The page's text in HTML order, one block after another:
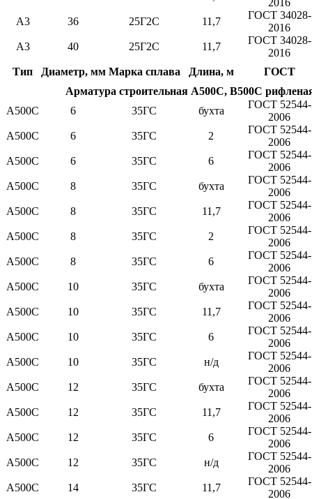
2016
А3
36 25Г2С 11,7
ГОСТ 34028-
2016
А3
40 25Г2С 11,7
ГОСТ 34028-
2016
Тип
Диаметр, мм Марка сплава Длина, м
ГОСТ
Арматура строительная А500С, В500С
А500С
6 35ГС бухта
ГОСТ 52544-
2006
А500С
6 35ГС 2
ГОСТ 52544-
2006
А500С
6 35ГС 6
ГОСТ 52544-
2006
А500С
8 35ГС бухта
ГОСТ 52544-
2006
А500С
8 35ГС 11,7
ГОСТ 52544-
2006
А500С
8 35ГС 2
ГОСТ 52544-
2006
А500С
8 35ГС 6
ГОСТ 52544-
2006
А500С
10 35ГС бухта
ГОСТ 52544-
2006
А500С
10 35ГС 11,7
ГОСТ 52544-
2006
А500С
10 35ГС 6
ГОСТ 52544-
2006
А500С
10 35ГС н/д
ГОСТ 52544-
2006
А500С
12 35ГС бухта
ГОСТ 52544-
2006
А500С
12 35ГС 11,7
ГОСТ 52544-
2006
А500С
12 35ГС 6
ГОСТ 52544-
2006
А500С
12 35ГС н/д
ГОСТ 52544-
2006
А500С
14 35ГС 11,7
ГОСТ 52544-
2006